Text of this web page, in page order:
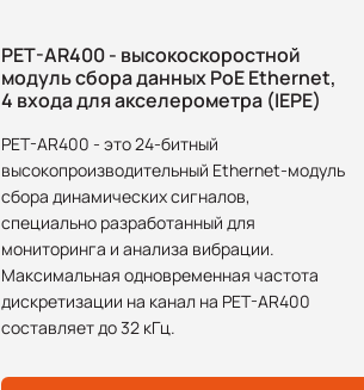
PET-AR400 - высокоскоростной
модуль сбора данных PoE Ethernet,
4 входа для акселерометра (IEPE)
PET-AR400 - это 24-битный
высокопроизводительный Ethernet-модуль
сбора динамических сигналов,
специально разработанный для
мониторинга и анализа вибрации.
Максимальная одновременная частота
дискретизации на канал на PET-AR400
составляет до 32 кГц.